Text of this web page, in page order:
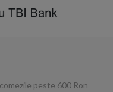
peste 600 Ron